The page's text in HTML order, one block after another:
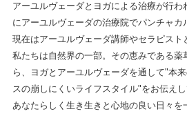
アーユルヴェーダとヨガによる治療が行
にアーユルヴェーダの治療院でパンチャカ
現在はアーユルヴェーダ講師やセラピスト
私たちは自然界の一部。その恵みである薬
ら、ヨガとアーユルヴェーダを通して"本
スの崩しにくいライフスタイル"をお伝えし
あなたらしく生き生きと心地の良い日々を